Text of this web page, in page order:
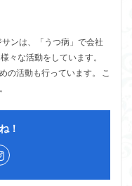
ンは、「うつ病」で会社
々な活動をしています。
の活動も行っています。 こ
！